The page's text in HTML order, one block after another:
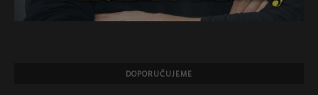
DOPORUČUJEME